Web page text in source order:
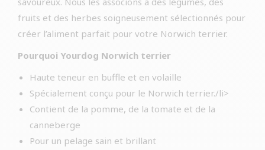
fruits et des herbes soigneusement sélectionnés pour
créer l’aliment parfait pour votre Norwich terrier.
Pourquoi Yourdog Norwich terrier
Haute teneur en buffle et en volaille
Spécialement conçu pour le Norwich terrier./li>
Contient de la pomme, de la tomate et de la
canneberge
Pour un pelage sain et brillant